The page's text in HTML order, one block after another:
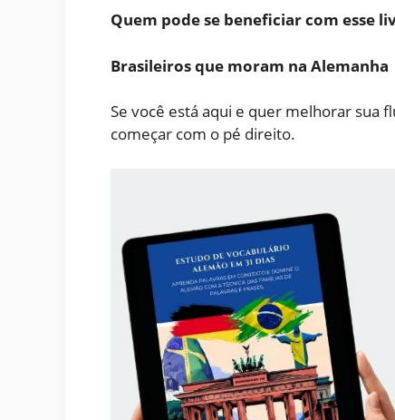
Quem pode se beneficiar com esse
Brasileiros que moram na Alemanha
Se você está aqui e quer melhorar sua
começar com o pé direito.